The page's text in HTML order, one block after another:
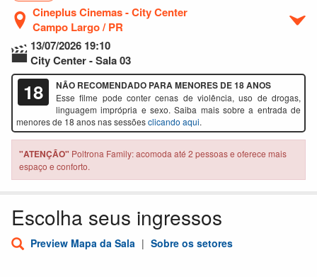
Cineplus Cinemas - City Center
Campo Largo / PR
13/07/2026 19:10
City Center - Sala 03
18 NÃO RECOMENDADO PARA MENORES DE 18 ANOS
Esse filme pode conter cenas de violência, uso de drogas,
linguagem imprópria e sexo. Saiba mais sobre a entrada de
menores de 18 anos nas sessõesclicando aqui.
"ATENÇÃO" Poltrona Family: acomoda até 2 pessoas e oferece mais
espaço e conforto.
Escolha seus ingressos
Preview Mapa da Sala | Sobre os setores